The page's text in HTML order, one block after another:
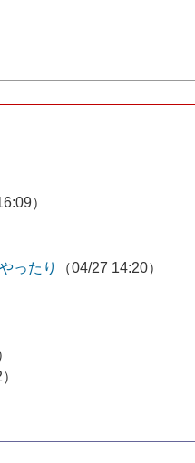
）
ったり （04/27 14:20）